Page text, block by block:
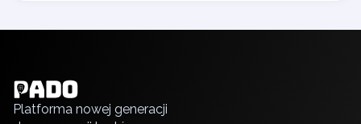
Bucharest
Chernivtsi
Dnipro
English
Русский
Platforma nowej generacji